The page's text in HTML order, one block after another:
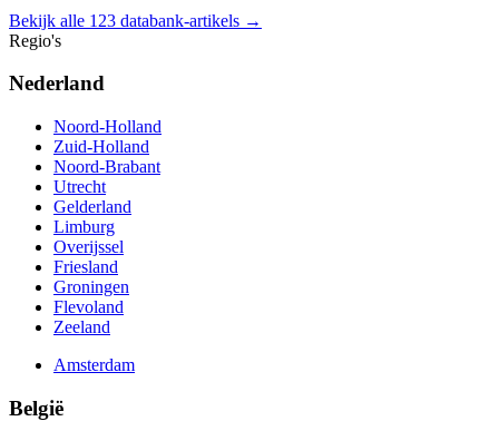
Bekijk alle 123 databank-artikels →
Regio's
Nederland
Noord-Holland
Zuid-Holland
Noord-Brabant
Utrecht
Gelderland
Limburg
Overijssel
Friesland
Groningen
Flevoland
Zeeland
Amsterdam
België